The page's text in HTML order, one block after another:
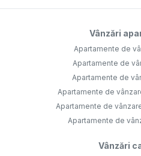
Vânzări
Apartamente de
Apartamente de
Apartamente de
Apartamente de
Apartamente de
Apartamente de
Vânzări